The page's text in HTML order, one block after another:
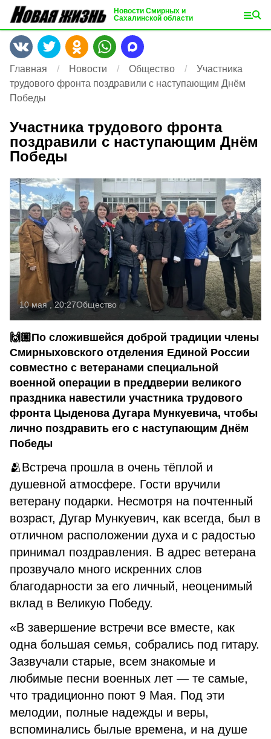
Новости Смирных и
Сахалинской области
Главная Новости Общество
Участника
трудового фронта поздравили с наступающим Днём
Победы
Участника трудового фронта
поздравили с наступающим Днём
Победы
10 мая , 20:27Общество
🙌🏼По сложившейся доброй традиции члены
Смирныховского отделения Единой России
совместно с ветеранами специальной
военной операции в преддверии великого
праздника навестили участника трудового
фронта Цыденова Дугара Мункуевича, чтобы
лично поздравить его с наступающим Днём
Победы
🫂Встреча прошла в очень тёплой и
душевной атмосфере. Гости вручили
ветерану подарки. Несмотря на почтенный
возраст, Дугар Мункуевич, как всегда, был в
отличном расположении духа и с радостью
принимал поздравления. В адрес ветерана
прозвучало много искренних слов
благодарности за его личный, неоценимый
вклад в Великую Победу.
«В завершение встречи все вместе, как
одна большая семья, собрались под гитару.
Зазвучали старые, всем знакомые и
любимые песни военных лет — те самые,
что традиционно поют 9 Мая. Под эти
мелодии, полные надежды и веры,
вспоминались былые времена, и на душе